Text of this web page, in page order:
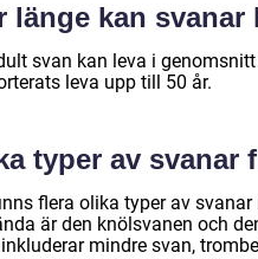
länge kan svanar
svan kan leva i
leva upp till 50 år.
typer av svanar
flera olika typer av
är den knölsvanen och
mindre svan,